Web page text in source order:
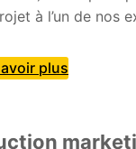
à l’un de nos
plus